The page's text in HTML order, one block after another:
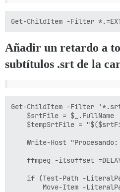
Añadir un retardo a
subtítulos .srt de la
Get-ChildItem -Filter
    $srtFile = $_.FullName
$tempSrtFile =
Write-Host
ffmpeg -itsoffset
if (Test-Path -
Move-Item -